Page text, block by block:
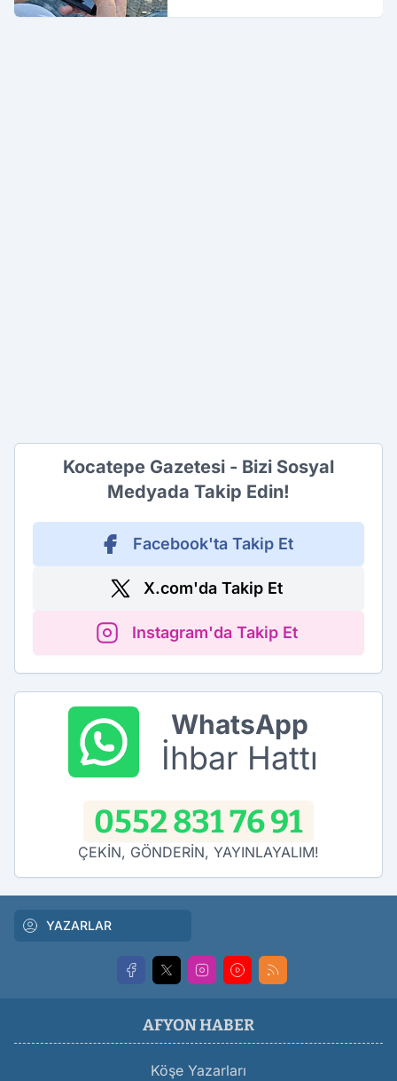
Kocatepe Gazetesi - Bizi Sosyal
Medyada Takip Edin!
Facebook'ta Takip Et
X.com'da Takip Et
Instagram'da Takip Et
WhatsApp
İhbar Hattı
0552 831 76 91
ÇEKİN, GÖNDERİN, YAYINLAYALIM!
YAZARLAR
AFYON HABER
Köşe Yazarları